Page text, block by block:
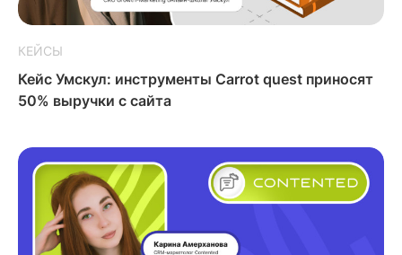
КЕЙСЫ
Кейс Умскул: инструменты Carrot quest приносят
50% выручки с сайта